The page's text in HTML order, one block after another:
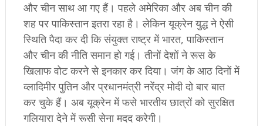
और चीन साथ आ गए हैं। पहले अमेरिका और अब चीन की
शह पर पाकिस्तान इतरा रहा है। लेकिन यूक्रेन युद्ध ने ऐसी
स्थिति पैदा कर दी कि संयुक्त राष्ट्र में भारत, पाकिस्तान
और चीन की नीति समान हो गई। तीनों देशों ने रूस के
खिलाफ वोट करने से इनकार कर दिया। जंग के आठ दिनों में
व्लादिमीर पुतिन और प्रधानमंत्री नरेंद्र मोदी दो बार बात
कर चुके हैं। अब यूक्रेन में फसे भारतीय छात्रों को सुरक्षित
गलियारा देने में रूसी सेना मदद करेगी।